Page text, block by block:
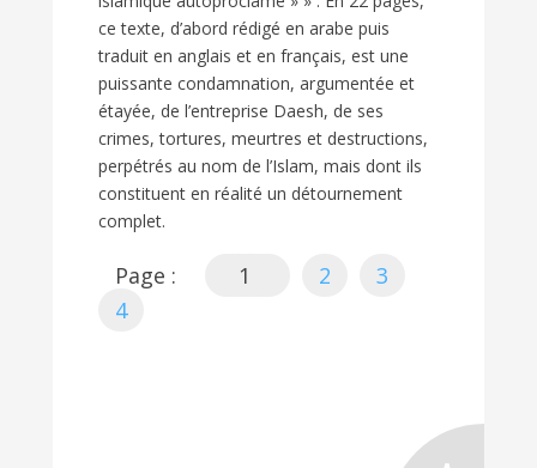
ce texte, d’abord rédigé en arabe puis
traduit en anglais et en français, est une
puissante condamnation, argumentée et
étayée, de l’entreprise Daesh, de ses
crimes, tortures, meurtres et destructions,
perpétrés au nom de l’Islam, mais dont ils
constituent en réalité un détournement
complet.
Page : 1 2
3
4